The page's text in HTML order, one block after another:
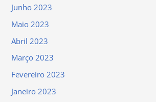
Junho 2023
Maio 2023
Abril 2023
Março 2023
Fevereiro 2023
Janeiro 2023